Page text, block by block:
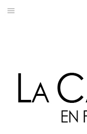
Aller
VIEILLISSEMENT CUTANÉ
LAIT D’ÂNESSE